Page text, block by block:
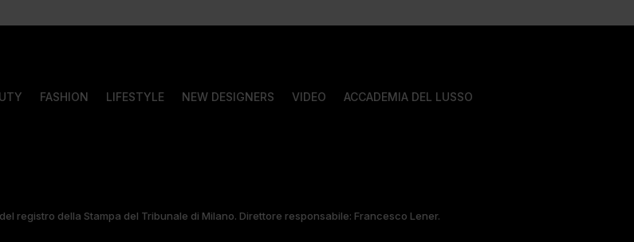
FASHION LIFESTYLE NEW DESIGNERS VIDEO ACCADEMIA DEL LUSSO
registro della Stampa del Tribunale di Milano. Direttore responsabile: Francesco Lener.